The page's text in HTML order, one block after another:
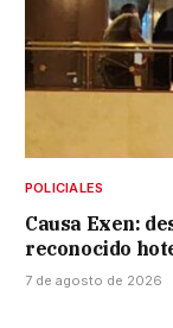
POLICIALES
Causa Exen:
reconocido
7 de agosto de 2026